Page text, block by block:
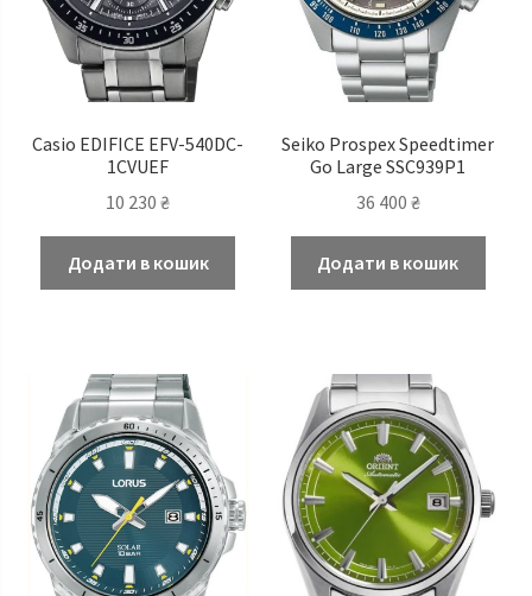
Casio EDIFICE EFV-540DC-
1CVUEF
10 230₴
Додати в кошик
Seiko Prospex Speedtimer
Go Large SSC939P1
36 400 ₴
Додати в кошик